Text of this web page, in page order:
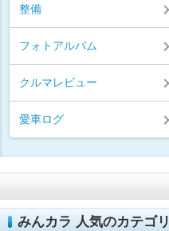
整備
フォトアルバム
クルマレビュー
愛車ログ
みんカラ 人気のカテゴリ